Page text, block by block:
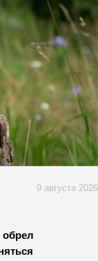
9 августа 2026
обрел